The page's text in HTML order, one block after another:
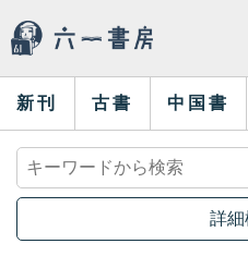
新刊 古書 中国書
詳細